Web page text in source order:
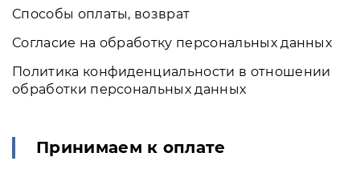
Способы оплаты, возврат
Согласие на обработку персональных данных
Политика конфиденциальности в отношении
обработки персональных данных
Принимаем к оплате